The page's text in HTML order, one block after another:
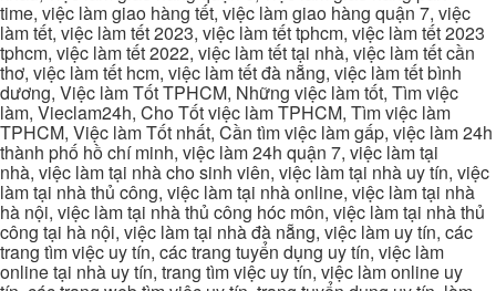
time, việc làm giao hàng tết, việc làm giao hàng quận 7, việc
làm tết, việc làm tết 2023, việc làm tết tphcm, việc làm tết 2023
tphcm, việc làm tết 2022, việc làm tết tại nhà, việc làm tết cần
thơ, việc làm tết hcm, việc làm tết đà nẵng, việc làm tết bình
dương, Việc làm Tốt TPHCM, Những việc làm tốt, Tìm việc
làm, Vieclam24h, Cho Tốt việc làm TPHCM, Tìm việc làm
TPHCM, Việc làm Tốt nhất, Cần tìm việc làm gấp, việc làm 24h
thành phố hồ chí minh, việc làm 24h quận 7, việc làm tại
nhà, việc làm tại nhà cho sinh viên, việc làm tại nhà uy tín, việc
làm tại nhà thủ công, việc làm tại nhà online, việc làm tại nhà
hà nội, việc làm tại nhà thủ công hóc môn, việc làm tại nhà thủ
công tại hà nội, việc làm tại nhà đà nẵng, việc làm uy tín, các
trang tìm việc uy tín, các trang tuyển dụng uy tín, việc làm
online tại nhà uy tín, trang tìm việc uy tín, việc làm online uy